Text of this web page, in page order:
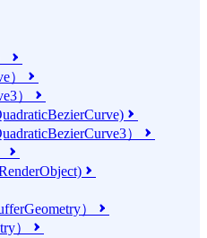

） 
） 

） 


）

） 